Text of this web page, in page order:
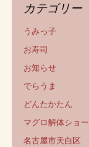
カテゴリー
うみっ子
お寿司
お知らせ
でらうま
どんたかたん
マグロ解体ショー
名古屋市天白区